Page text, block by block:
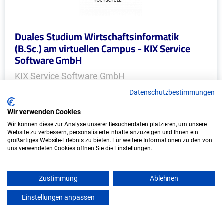
Duales Studium Wirtschaftsinformatik
(B.Sc.) am virtuellen Campus - KIX Service
Software GmbH
KIX Service Software GmbH
In Kooperation mit IU Duales Studium (Internationale
Hochschule)
bundesweit
Start: Oktober 2026
Weitere Ausbildungsplätze
Datenschutzbestimmungen
Wir verwenden Cookies
Wir können diese zur Analyse unserer Besucherdaten platzieren, um unsere
Website zu verbessern, personalisierte Inhalte anzuzeigen und Ihnen ein
großartiges Website-Erlebnis zu bieten. Für weitere Informationen zu den von
uns verwendeten Cookies öffnen Sie die Einstellungen.
Zustimmung Ablehnen
Einstellungen anpassen